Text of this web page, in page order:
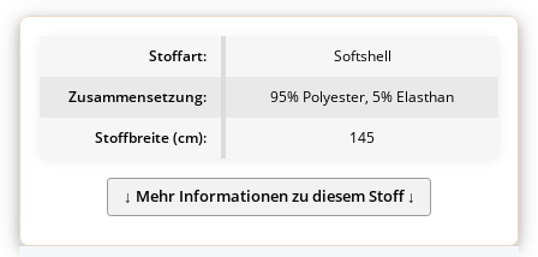
Stoffart:
Softshell
Zusammensetzung:
95% Polyester, 5% Elasthan
Stoffbreite (cm):
145